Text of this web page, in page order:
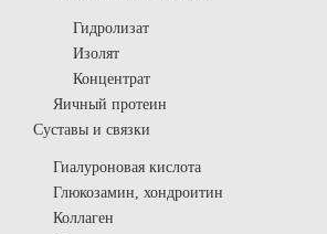
Гидролизат
Изолят
Концентрат
Яичный протеин
Суставы и связки
Гиалуроновая кислота
Глюкозамин, хондроитин
Коллаген